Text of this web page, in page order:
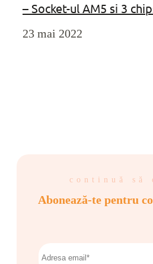
– Socket-ul AM5 si 3
23 mai 2022
continuă să
Abonează-te pentru